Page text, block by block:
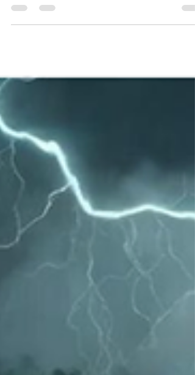
mozaïek, polyester,... Ze ontstaan vaak door
kleine...